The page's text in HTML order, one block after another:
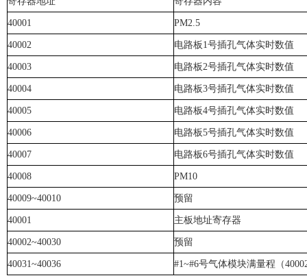
40001 PM2.5
40002 电路板 1号插孔气体实时数值
40003 电路板2号插孔气体实时数值
40004 电路板3号插孔气体实时数值
40005 电路板4号插孔气体实时数值
40006 电路板5号插孔气体实时数值
40007 电路板6号插孔气体实时数值
40008 PM10
40009~40010 预留
40001 主板地址寄存器
40002~40030 预留
40031~40036 #1~#6号气体模块满量程（